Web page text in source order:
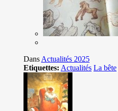
Dans Actualités 2025
Etiquettes: Actualités La bête